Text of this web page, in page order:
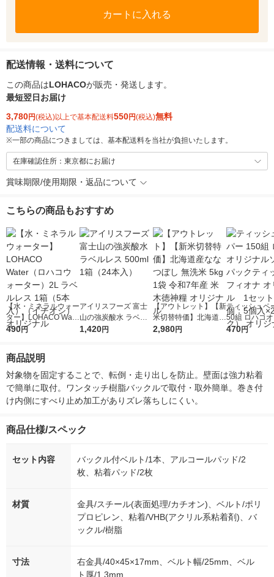
カートに入れる
配送情報・送料について
この商品はLOHACOが販売・発送します。
最短翌日お届け
3,780円(税込)以上で基本配送料550円(税込)無料
配送料について
※一部の商品につきましては、基本配送料を当社が負担いたします。
在庫確認住所：東京都にお届け
賞味期限/使用期限・返品について
こちらの商品もおすすめ
【水・ミネラルウォー
ター】LOHACO Wate
r（ロハコウォータ
シ） オリジナル
490円
アイリスフーズ 富士
山の強炭酸水 ラベル
レス 500ml 1箱（24
1,420円
【アウトレット】【新
米切替特価】北海道産
ななつぼし 無洗米 5k
2,980円
ティッシュペ
50組 ロハコ
ルソフトパッ
オリジナル
470円
商品説明
対象物を固定することで、転倒・走り出しを防止。壁面は強力粘着
で簡単に取付。ワンタッチ樹脂バックルで取付・取外簡単。巻き付
け内側にすべり止め加工がありズレ落ちしにくい。
商品仕様/スペック
セット内容
バックル付ベルト/1本、アルコールパッド/2
枚、粘着パッド/2枚
材質
金具/スチール(表面処理/カチオン)、ベルト/ポリ
プロピレン、粘着/VHB(アクリル系粘着剤)、バ
ックル/樹脂
寸法
右金具/40×45×17mm、ベルト幅/25mm、ベル
ト厚/1.3mm